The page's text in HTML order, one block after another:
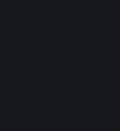
한 것으로 나타났습니다.